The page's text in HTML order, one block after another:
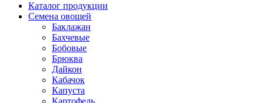
Каталог продукции
Семена овощей
Баклажан
Бахчевые
Бобовые
Брюква
Дайкон
Кабачок
Капуста